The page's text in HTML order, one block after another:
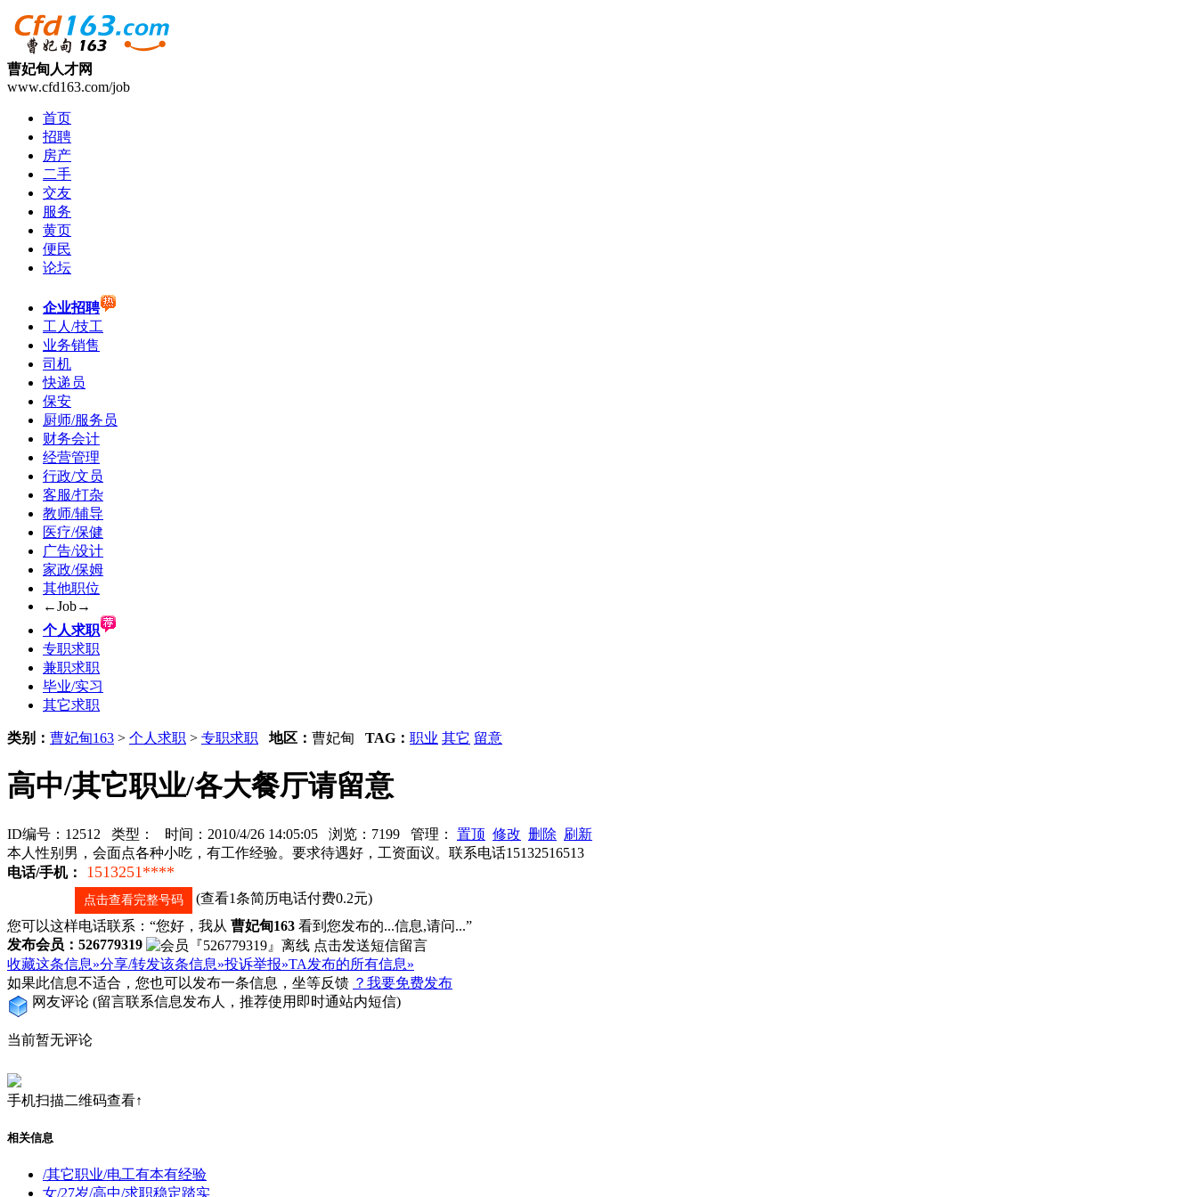
曹妃甸人才网
www.cfd163.com/job
首页
招聘
房产
二手
交友
服务
黄页
便民
论坛
企业招聘
工人/技工
业务销售
司机
快递员
保安
厨师/服务员
财务会计
经营管理
行政/文员
客服/打杂
教师/辅导
医疗/保健
广告/设计
家政/保姆
其他职位
←Job→
个人求职
专职求职
兼职求职
毕业/实习
其它求职
类别： 曹妃甸163 > 个人求职 > 专职求职 地区： 曹妃甸 TAG： 职业 其它 留意
高中/其它职业/各大餐厅请留意
ID编号：12512 类型： 时间：2010/4/26 14:05:05 浏览：7199 管理： 置顶 修改 删除 刷新
本人性别男，会面点各种小吃，有工作经验。要求待遇好，工资面议。联系电话15132516513
电话/手机：
1513251****
点击查看完整号码
(查看1条简历电话付费0.2元)
您可以这样电话联系：“您好，我从 曹妃甸163 看到您发布的...信息,请问...”
发布会员：526779319
收藏这条信息»分享/转发该条信息»投诉举报»TA发布的所有信息»
如果此信息不适合，您也可以发布一条信息，坐等反馈 ？我要免费发布
网友评论 (留言联系信息发布人，推荐使用即时通站内短信)
当前暂无评论
手机扫描二维码查看↑
相关信息
/其它职业/电工有本有经验
女/27岁/高中/求职稳定踏实